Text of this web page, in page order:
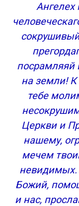
Ангелех
посрамляяй
на земли! К
тебе
Церкви и
нашему,
мечем
невидимых.
Божий,
и нас,